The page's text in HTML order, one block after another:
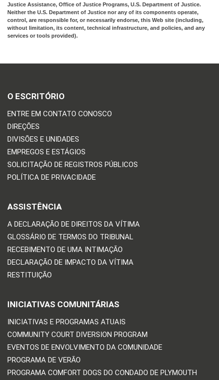
Justice Assistance, Office of Justice Programs, U.S. Department of Justice.
Neither the U.S. Department of Justice nor any of its components operate,
control, are responsible for, or necessarily endorse, this Web site (including,
without limitation, its content, technical infrastructure, and policies, and any
services or tools provided).
O ESCRITÓRIO
ENTRE EM CONTATO CONOSCO
DIREÇÕES
DIVISÕES E UNIDADES
EMPREGOS E ESTÁGIOS
SOLICITAÇÃO DE REGISTROS PÚBLICOS
POLÍTICA DE PRIVACIDADE
ASSISTÊNCIA
A DECLARAÇÃO DE DIREITOS DA VÍTIMA
GLOSSÁRIO DE TERMOS DO TRIBUNAL
RECEBIMENTO DE UMA INTIMAÇÃO
DECLARAÇÃO DE IMPACTO DA VÍTIMA
RESTITUIÇÃO
INICIATIVAS COMUNITÁRIAS
INICIATIVAS E PROGRAMAS ATUAIS
COMMUNITY COURT DIVERSION PROGRAM
EVENTOS DE ENVOLVIMENTO DA COMUNIDADE
PROGRAMA DE VERÃO
PROGRAMA COMFORT DOGS DO CONDADO DE PLYMOUTH